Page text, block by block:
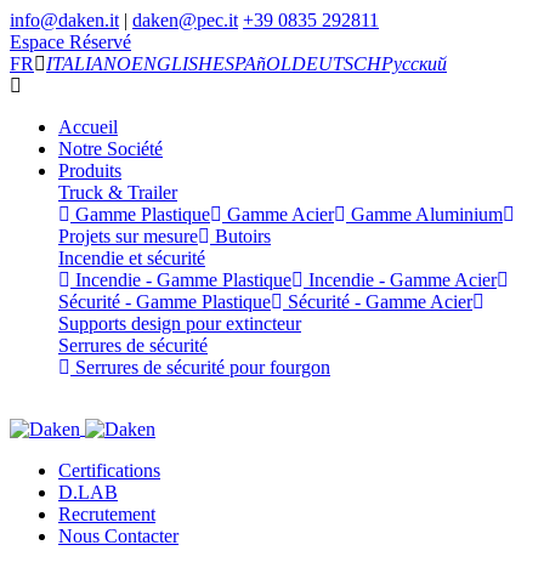
info@daken.it | daken@pec.it +39 0835 292811
Espace Réservé
FR
ITALIANOENGLISHESPAñOLDEUTSCHРусский
Accueil
Notre Société
Produits
Truck & Trailer
Gamme Plastique
Gamme Acier
Gamme Aluminium
Projets sur mesure
Butoirs
Incendie et sécurité
Incendie - Gamme Plastique
Incendie - Gamme Acier
Sécurité - Gamme Plastique
Sécurité - Gamme Acier
Supports design pour extincteur
Serrures de sécurité
Serrures de sécurité pour fourgon
Certifications
D.LAB
Recrutement
Nous Contacter